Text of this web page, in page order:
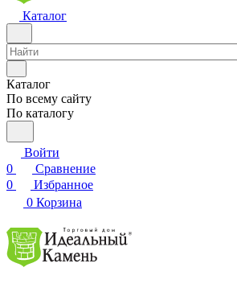
Каталог
Каталог
По всему сайту
По каталогу
Войти
0
Сравнение
0
Избранное
0 Корзина